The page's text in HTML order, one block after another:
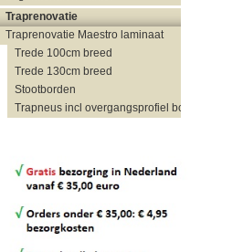
Traprenovatie
Traprenovatie Maestro laminaat
Trede 100cm breed
Trede 130cm breed
Stootborden
Trapneus incl overgangsprofiel bovenzijde trap